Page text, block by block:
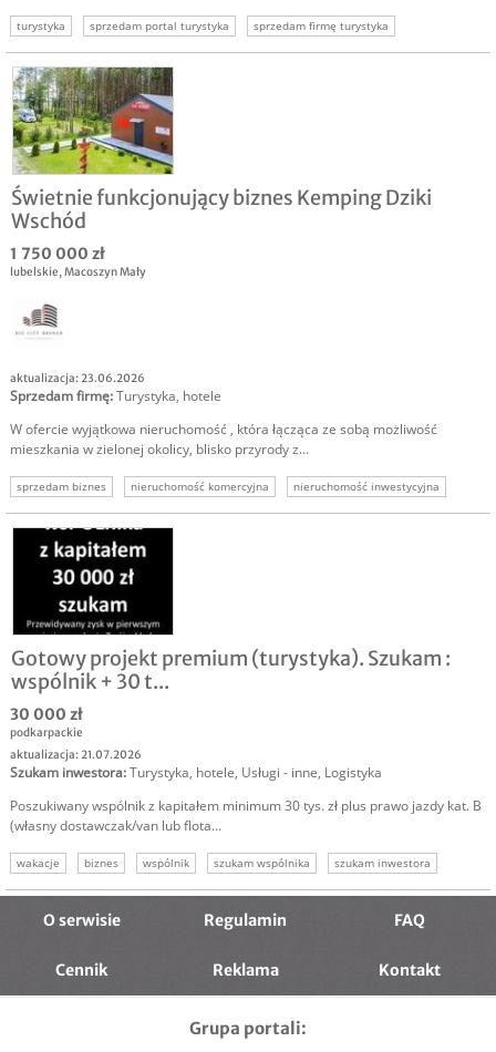
turystyka sprzedam portal turystyka sprzedam firmę turystyka
Świetnie funkcjonujący biznes Kemping Dziki
Wschód
1 750 000 zł
lubelskie,Macoszyn Mały
aktualizacja: 23.06.2026
Sprzedam firmę:Turystyka, hotele
W ofercie wyjątkowa nieruchomość , która łącząca ze sobą możliwość
mieszkania w zielonej okolicy, blisko przyrody z...
sprzedam biznes nieruchomość komercyjna nieruchomość inwestycyjna
Gotowy projekt premium (turystyka). Szukam :
wspólnik + 30 t...
30 000 zł
podkarpackie
aktualizacja: 21.07.2026
Szukam inwestora:Turystyka, hotele, Usługi - inne, Logistyka
Poszukiwany wspólnik z kapitałem minimum 30 tys. zł plus prawo jazdy kat. B
(własny dostawczak/van lub flota...
wakacje biznes wspólnik szukam wspólnika szukam inwestora
O serwisie Regulamin FAQ
Cennik Reklama Kontakt
Grupa portali: